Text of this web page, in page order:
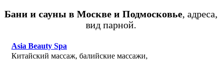
Бани и сауны в Москве и Подмосковье, адреса,
вид парной.
Asia Beauty Spa
Китайский массаж, балийские массажи,